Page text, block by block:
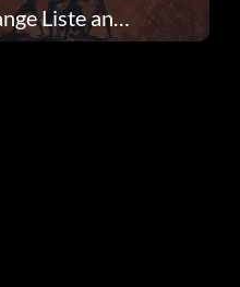
Liste an